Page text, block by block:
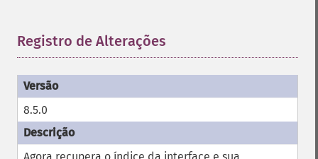
Registro de Alterações
8.5.0